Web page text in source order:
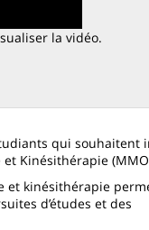
la vidéo.
qui souhaitent
Kinésithérapie
et kinésithérapie
d’études et des